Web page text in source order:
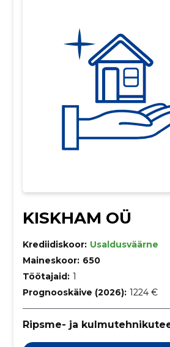
KISKHAM OÜ
Krediidiskoor: Usaldusväärne
Maineskoor: 650
Töötajaid: 1
Prognooskäive (2026): 1224 €
Ripsme- ja